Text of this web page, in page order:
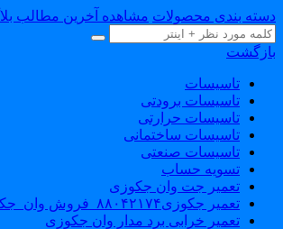
بندی محصولات مشاهده آخرین مطالب بلاگ
تاسیسات
تاسیسات برودتی
تاسیسات حرارتی
تاسیسات ساختمانی
تاسیسات صنعتی
تسویه حساب
تعمیر جت وان جکوزی
تعمیر جکوزی۸۸۰۴۲۱۷۴_فروش وان_جکوزی
تعمیر خرابی برد مدار وان جکوزی